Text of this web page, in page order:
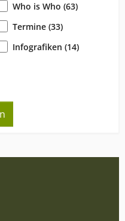
Who is Who (63)
Termine (33)
Infografiken (14)